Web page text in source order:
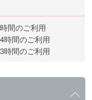
間のご利用
時間のご利用
時間のご利用